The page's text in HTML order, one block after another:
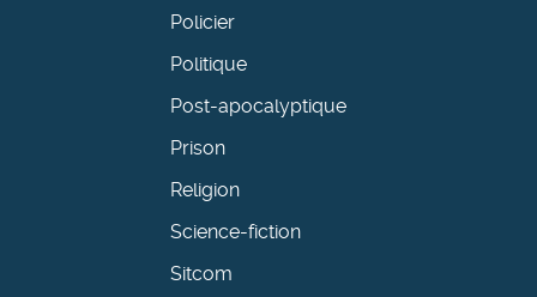
Policier
Politique
Post-apocalyptique
Prison
Religion
Science-fiction
Sitcom